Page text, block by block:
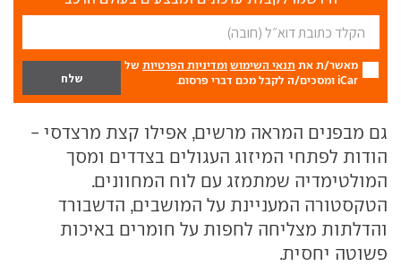
מאשר/ת את תנאי השימוש ומדיניות הפרטיות של
iCar ומסכים/ה לקבל מכם דברי פרסום.
גם מבפנים המראה מרשים, אפילו קצת מרצדסי -
הודות לפתחי המיזוג העגולים בצדדים ומסך
המולטימדיה שמתמזג עם לוח המחוונים.
הטקסטורה המעניינת על המושבים, הדשבורד
והדלתות מצליחה לחפות על חומרים באיכות
פשוטה יחסית.